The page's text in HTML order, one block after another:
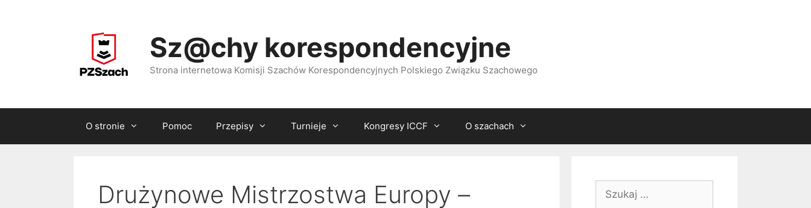
Sz@chy korespondencyjne
Strona internetowa Komisji Szachów Korespondencyjnych Polskiego Związku Szachowego
O stronie Pomoc Przepisy Turnieje Kongresy ICCF O szachach
Drużynowe Mistrzostwa Europy –